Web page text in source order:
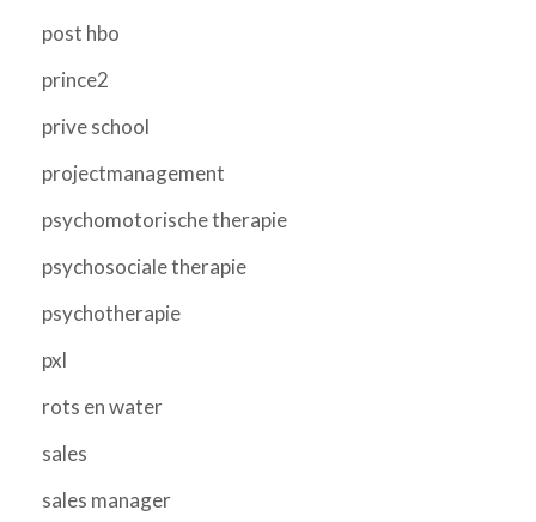
post hbo
prince2
prive school
projectmanagement
psychomotorische therapie
psychosociale therapie
psychotherapie
pxl
rots en water
sales
sales manager